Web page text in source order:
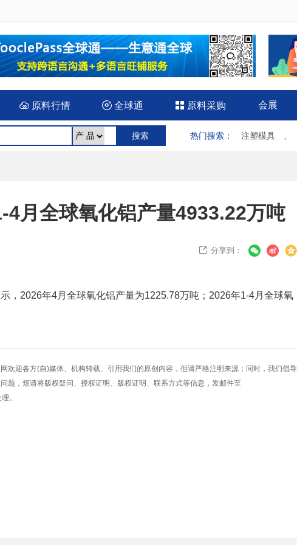
原料行情  全球通  原料采购 会展
热门搜索 ： 注塑模具
4月全球氧化铝产量4933.22万吨
 分享到：
，2026年4月全球氧化铝产量为1225.78万吨；2026年1-4月全球氧
欢迎各方(自)媒体、机构转载、引用我们的原创内容，但请严格注明来源；同时，我们倡导
题，烦请将版权疑问、授权证明、版权证明、联系方式等信息，发邮件至
。